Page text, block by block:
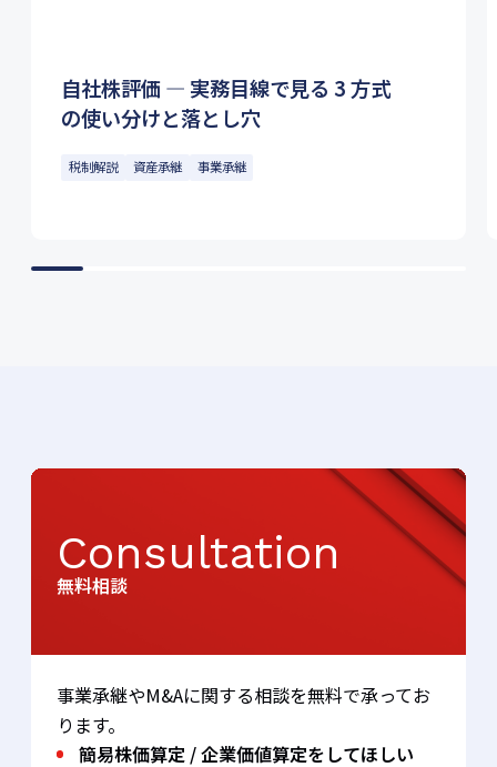
自社株評価 ― 実務目線で見る 3 方式
の使い分けと落とし穴
税制解説 資産承継 事業承継
Consultation
無料相談
事業承継やM&Aに関する相談を無料で承ってお
ります。
簡易株価算定 / 企業価値算定をしてほしい